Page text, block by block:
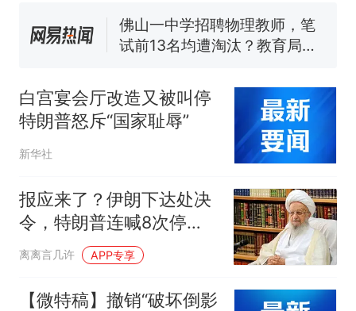
佛山一中学招聘物理教师，笔
试前13名均遭淘汰？教育局：
核查
官方通报
热
那个在床头放菜刀的女孩，
因老师一句“跟我回家”改写了
白宫宴会厅改造又被叫停
特朗普怒斥“国家耻辱”
新华社
报应来了？伊朗下达处决
令，特朗普连喊8次停
手，海外资产遭清算
离离言几许 APP专享
【微特稿】撤销“破坏倒影